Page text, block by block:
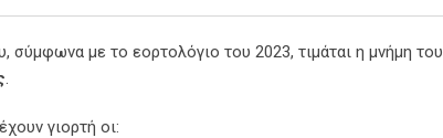
σύμφωνα με το εορτολόγιο του 2023, τιμάται η μνήμη του
.
γιορτή οι: